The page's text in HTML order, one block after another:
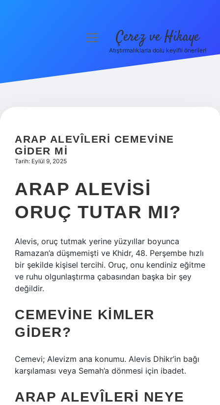
Hakkımızda
menüyü Çerez ve Hikaye
Atıştırmalıklarla dolu keyifli öneriler!
ARAP ALEVÎLERI CEMEVINE
GIDER MI
Tarih: Eylül 9, 2025
ARAP ALEVISI
ORUÇ TUTAR MI?
Alevis, oruç tutmak yerine yüzyıllar boyunca
Ramazan’a düşmemişti ve Khidr, 48. Perşembe hızlı
bir şekilde kişisel tercihi. Oruç, onu kendiniz eğitme
ve ruhu olgunlaştırma çabasından başka bir şey
değildir.
CEMEVINE KIMLER
GIDER?
Cemevi; Alevizm ana konumu. Alevis Dhikr’in bağı
karşılaması veya Semah’a dönmesi için ibadet.
ARAP ALEVÎLERI NEYE